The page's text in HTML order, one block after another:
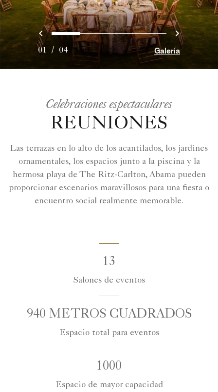
Anterior
0 1 2 3
01 / 04 Galería
Celebraciones espectaculares
REUNIONES
Las terrazas en lo alto de los acantilados, los jardines
ornamentales, los espacios junto a la piscina y la
hermosa playa de The Ritz-Carlton, Abama pueden
proporcionar escenarios maravillosos para una fiesta o
encuentro social realmente memorable.
13
Salones de eventos
940 METROS CUADRADOS
Espacio total para eventos
1000
Espacio de mayor capacidad